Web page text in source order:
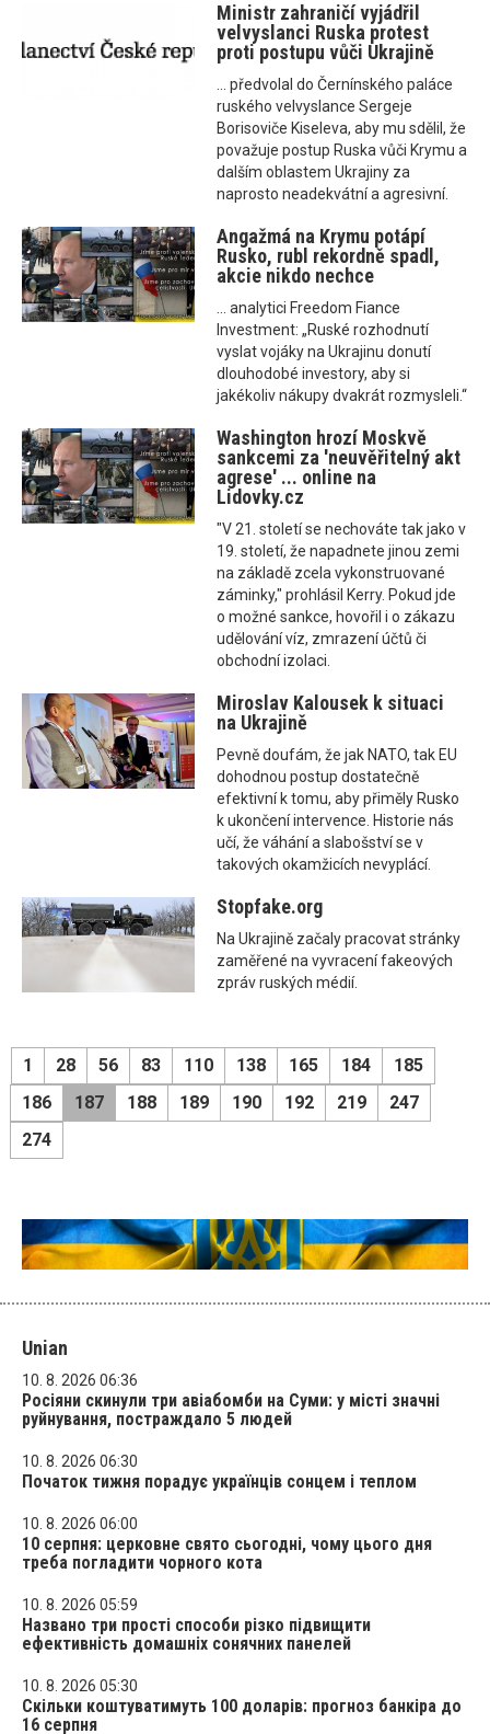
Ministr zahraničí vyjádřil
velvyslanci Ruska protest
proti postupu vůči Ukrajině
... předvolal do Černínského paláce
ruského velvyslance Sergeje
Borisoviče Kiseleva, aby mu sdělil, že
považuje postup Ruska vůči Krymu a
dalším oblastem Ukrajiny za
naprosto neadekvátní a agresivní.
Angažmá na Krymu potápí
Rusko, rubl rekordně spadl,
akcie nikdo nechce
... analytici Freedom Fiance
Investment: „Ruské rozhodnutí
vyslat vojáky na Ukrajinu donutí
dlouhodobé investory, aby si
jakékoliv nákupy dvakrát rozmysleli.“
Washington hrozí Moskvě
sankcemi za 'neuvěřitelný akt
agrese' ... online na
Lidovky.cz
"V 21. století se nechováte tak jako v
19. století, že napadnete jinou zemi
na základě zcela vykonstruované
záminky," prohlásil Kerry. Pokud jde
o možné sankce, hovořil i o zákazu
udělování víz, zmrazení účtů či
obchodní izolaci.
Miroslav Kalousek k situaci
na Ukrajině
Pevně doufám, že jak NATO, tak EU
dohodnou postup dostatečně
efektivní k tomu, aby přiměly Rusko
k ukončení intervence. Historie nás
učí, že váhání a slabošství se v
takových okamžicích nevyplácí.
Stopfake.org
Na Ukrajině začaly pracovat stránky
zaměřené na vyvracení fakeových
zpráv ruských médií.
1 28 56 83 110 138 165 184
185
186
187 188 189 190 192 219
247
274
Unian
10. 8. 2026 06:36
Росіяни скинули три авіабомби на Суми: у місті значні
руйнування, постраждало 5 людей
10. 8. 2026 06:30
Початок тижня порадує українців сонцем і теплом
10. 8. 2026 06:00
10 серпня: церковне свято сьогодні, чому цього дня
треба погладити чорного кота
10. 8. 2026 05:59
Названо три прості способи різко підвищити
ефективність домашніх сонячних панелей
10. 8. 2026 05:30
Скільки коштуватимуть 100 доларів: прогноз банкіра до
16 серпня